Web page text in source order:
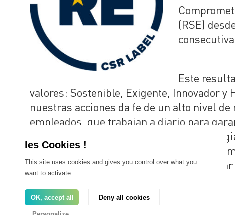
(RSE)
Este
valores: Sostenible, Exigente, Innovador
nuestras acciones da fe de un alto nivel
empleados, que trabajan a diario para
Plenamente integrado en nuestra
de nuestros mercados: cambio climático,
para optimizar nuestros procesos y
This site uses cookies and gives you control over what you
want to activate
OK, accept all Deny all cookies